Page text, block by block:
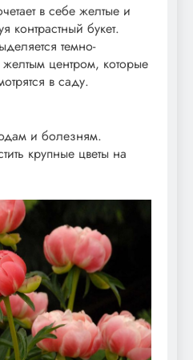
в себе желтые и
контрастный букет.
темно-
центром, которые
в саду.
и болезням.
крупные цветы на